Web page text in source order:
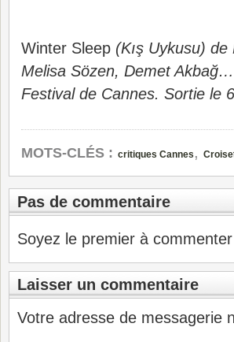
Winter Sleep (Kış Uykusu)
Melisa Sözen, Demet
Festival de Cannes. Sortie le
MOTS-CLÉS : critiques Cannes ,
Pas de commentaire
Soyez le premier à
Laisser un commentaire
Votre adresse de messagerie